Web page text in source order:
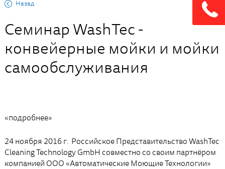
Назад
Семинар WashTec -
конвейерные мойки и мойки
самообслуживания
«подробнее»
24 ноября 2016 г. Российское Представительство WashTec
Cleaning Technology GmbH совместно со своим партнёром
компанией ООО «Автоматические Моющие Технологии»